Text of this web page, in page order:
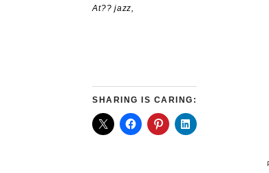
At?? jazz,
SHARING IS CARING: